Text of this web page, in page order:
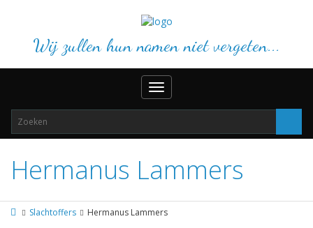
Wij zullen hun namen niet vergeten...
Toggle
navigation
Hermanus Lammers
Slachtoffers Hermanus Lammers